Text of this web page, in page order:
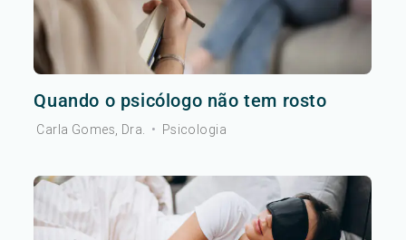
Quando o psicólogo não tem rosto
Carla Gomes, Dra. • Psicologia